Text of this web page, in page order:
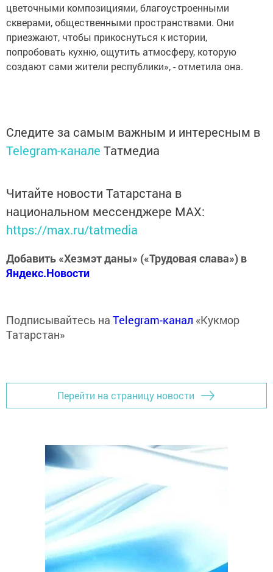
цветочными композициями, благоустроенными
скверами, общественными пространствами. Они
приезжают, чтобы прикоснуться к истории,
попробовать кухню, ощутить атмосферу, которую
создают сами жители республики», - отметила она.
Следите за самым важным и интересным в
Telegram-канале Татмедиа
Читайте новости Татарстана в
национальном мессенджере MАХ:
https://max.ru/tatmedia
Добавить «Хезмэт даны» («Трудовая слава») в
Яндекс.Новости
Подписывайтесь на Telegram-канал «Кукмор
Татарстан»
Перейти на страницу новости